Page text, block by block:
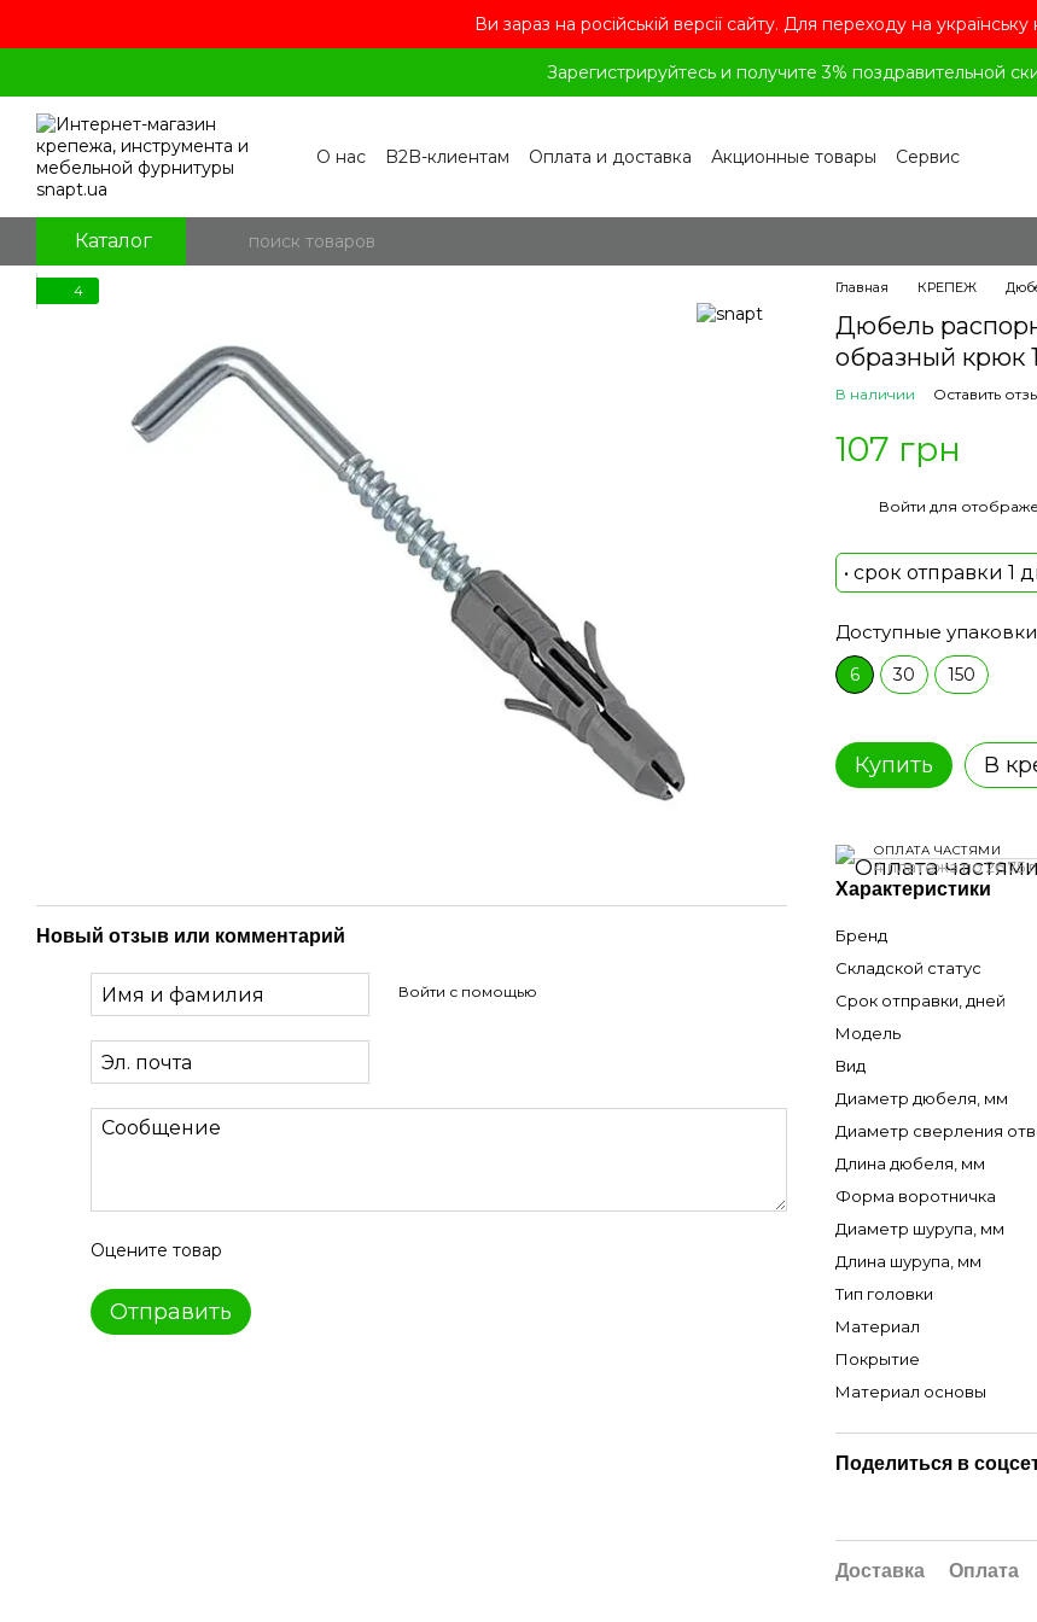
Ви зараз на російській версії сайту. Для переходу на українську
Зарегистрируйтесь и получите 3% поздравительной
О нас B2B-клиентам Оплата и доставка Акционные товары
Сервис
Каталог
4
Новый отзыв или комментарий
Войти с помощью
Оцените товар
Отправить
Главная КРЕПЕЖ
Дюбель
образный крюк
В наличии Оставить
107 грн
Войти для
• срок отправки 1
Доступные
6 30 150
Купить В
ОПЛАТА ЧАСТЯМИ
4 платежа по 26.75
Характеристики
Бренд
Складской статус
Срок отправки, дней
Модель
Вид
Диаметр дюбеля, мм
Диаметр сверления
Длина дюбеля, мм
Форма воротничка
Диаметр шурупа, мм
Длина шурупа, мм
Тип головки
Материал
Покрытие
Материал основы
Поделиться в
Доставка Оплата